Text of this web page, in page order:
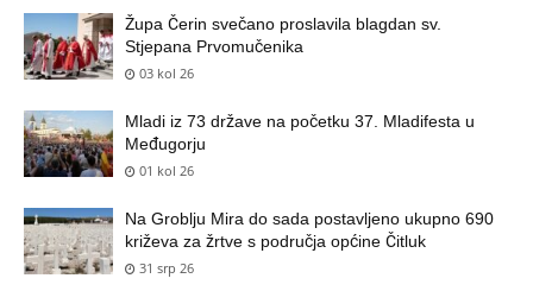
Župa Čerin svečano proslavila blagdan sv.
Stjepana Prvomučenika
03 kol 26
Mladi iz 73 države na početku 37. Mladifesta u
Međugorju
01 kol 26
Na Groblju Mira do sada postavljeno ukupno 690
križeva za žrtve s područja općine Čitluk
31 srp 26